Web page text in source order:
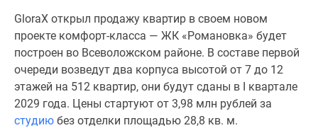
области
ИТ-
ипотека
Квартиры
скидками
GloraX открыл продажу квартир в своем новом
проекте комфорт-класса — ЖК «Романовка» будет
построен во Всеволожском районе. В составе первой
очереди возведут два корпуса высотой от 7 до 12
этажей на 512 квартир, они будут сданы в I квартале
2029 года. Цены стартуют от 3,98 млн рублей за
студию без отделки площадью 28,8 кв. м.